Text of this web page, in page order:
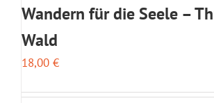
Wandern für die Seele –
Wald
18,00 €